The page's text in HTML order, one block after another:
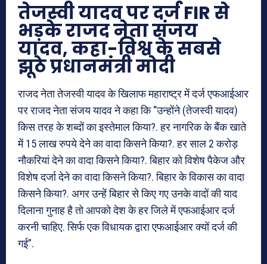
तेजस्वी यादव पर दर्ज FIR से
भड़के राजद नेता संजय
यादव, कहा-विश्व के सबसे
झूठे प्रधानमंत्री मोदी
राजद नेता तेजस्वी यादव के खिलाफ महाराष्ट्र में दर्ज एफआईआर
पर राजद नेता संजय यादव ने कहा कि “उन्होंने (तेजस्वी यादव)
किस तरह के शब्दों का इस्तेमाल किया?. हर नागरिक के बैंक खाते
में 15 लाख रुपये देने का वादा किसने किया?. हर साल 2 करोड़
नौकरियां देने का वादा किसने किया?. बिहार को विशेष पैकेज और
विशेष दर्जा देने का वादा किसने किया?. बिहार के विकास का वादा
किसने किया?. अगर उन्हें बिहार से किए गए उनके वादों की याद
दिलाना गुनाह है तो आपको देश के हर जिले में एफआईआर दर्ज
करनी चाहिए. सिर्फ एक विधायक द्वारा एफआईआर क्यों दर्ज की
गई”.